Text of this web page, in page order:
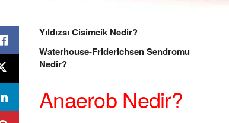
Yıldızsı Cisimcik Nedir?
Waterhouse-Friderichsen Sendromu
Nedir?
Anaerob Nedir?